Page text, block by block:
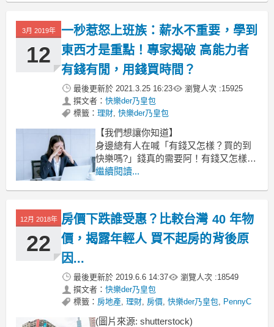
月收入從 1萬8 到 50萬
3月 2019年
12
一秒惹怒上班族：薪水不重要，學到
東西才是重點！專家揭破 高能力者
有錢有閒，用錢買時間？
最後更新於 2021.3.25 16:23 瀏覽人次 :15925
撰文者： 快樂der乃皇包
標籤： 理財, 快樂der乃皇包
【我們想讓你知道】
身邊總有人在喊「有錢又怎樣？買的到
快樂嗎?」錢真的需要阿！有錢又怎樣的
感悟，是來自於人生淬練後的體悟，還
的可以買到時間！
文 / 乃皇包
繼續閱讀...
12月 2018年
22
房價下跌誰受惠？比較台灣 40 年物
價，揭露年輕人 買不起房的背後原
因...
最後更新於 2019.6.6 14:37 瀏覽人次 :18549
撰文者： 快樂der乃皇包
標籤： 房地產, 理財, 房價, 快樂der乃皇包, PennyC
(圖片來源: shutterstock)